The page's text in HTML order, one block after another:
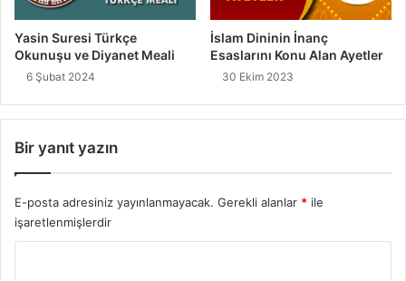
Yasin Suresi Türkçe
Okunuşu ve Diyanet Meali
6 Şubat 2024
İslam Dininin İnanç
Esaslarını Konu Alan Ayetler
30 Ekim 2023
Bir yanıt yazın
E-posta adresiniz yayınlanmayacak. Gerekli alanlar * ile
işaretlenmişlerdir